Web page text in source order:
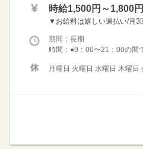
時給1,500円～1,800円
▼お給料は嬉しい週払い/月
期間：長期
時間：●9：00〜21：00の間
月曜日 火曜日 水曜日 木曜日